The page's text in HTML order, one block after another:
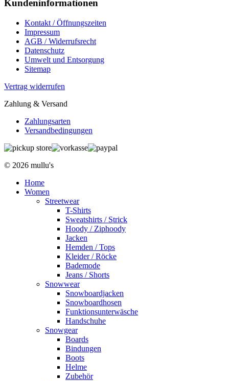
Kundeninformationen
Kontakt / Öffnungszeiten
Impressum
AGB / Widerrufsrecht
Datenschutz
Umwelt und Entsorgung
Sitemap
Vertrag widerrufen
Zahlung & Versand
Zahlungsarten
Versandbedingungen
© 2026 mullu's
Home
Women
Streetwear
T-Shirts
Sweatshirts / Strick
Hoody / Ziphoody
Jacken
Hemden / Tops
Kleider / Röcke
Bademode
Jeans / Shorts
Snowwear
Snowboardjacken
Snowboardhosen
Funktionsunterwäsche
Handschuhe
Snowgear
Boards
Bindungen
Boots
Helme
Zubehör